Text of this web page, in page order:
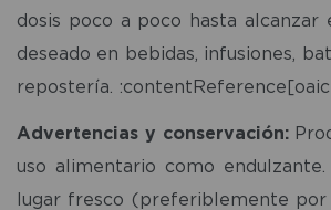
dosis poco a poco hasta
deseado en bebidas, infusiones,
repostería.
Advertencias y conservación:
uso alimentario como
lugar fresco (preferiblemente por